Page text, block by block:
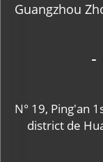
Guangzhou
-
N° 19, Ping'an
district de